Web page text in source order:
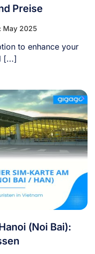
Preise
May 2025
to enhance your
[...]
(Noi Bai):